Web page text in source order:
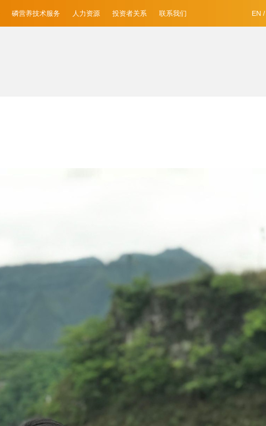
EN /
磷营养技术服务 人力资源 投资者关系 联系我们